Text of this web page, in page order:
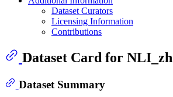
Dataset Curators
Licensing Information
Contributions
Dataset Card for NLI_zh
Dataset Summary